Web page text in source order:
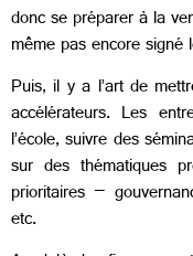
donc se préparer à la
même pas encore
Puis, il y a l’art de
accélérateurs. Les
l’école, suivre des
sur des thématiques
prioritaires –
etc.